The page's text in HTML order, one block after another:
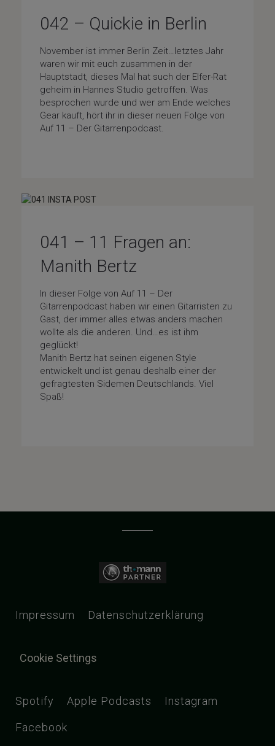
042 – Quickie in Berlin
November ist immer Berlin Zeit…letztes Jahr
waren wir mit euch zusammen in der
Hauptstadt, dieses Mal hat such der Elfer-Rat
geheim in Hannes Studio getroffen. Was
besprochen wurde und wer am Ende welches
Gear kauft, hört ihr in dieser neuen Folge von
Auf 11 – Der Gitarrenpodcast.
041 – 11 Fragen an:
Manith Bertz
In dieser Folge von Auf 11 – Der
Gitarrenpodcast haben wir einen Gitarristen zu
Gast, der immer alles etwas anders machen
wollte als die anderen. Und…es ist ihm
geglückt!
Manith Bertz hat seinen eigenen Style
entwickelt und ist genau deshalb einer der
gefragtesten Sidemen Deutschlands. Viel
Spaß!
Impressum Datenschutzerklärung
Cookie Settings
Spotify Apple Podcasts Instagram
Facebook